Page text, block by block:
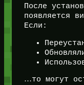
После
появляется
Если:
…то могут